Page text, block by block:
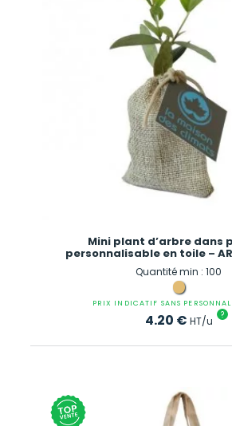
Mini plant d’arbre dans
personnalisable en toile –
Quantité min : 100
PRIX INDICATIF SANS
4.20 € HT/u ?